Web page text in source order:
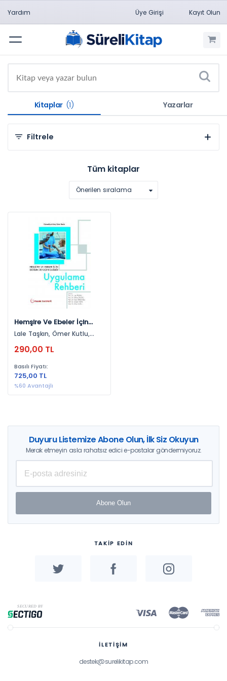
Yardım Üye Girişi Kayıt Olun
Menü
Kitaplar (1) Yazarlar
Filtrele
Konulara Göre
Yayınevlerine Göre
Palme Yayınevi (1)
Yıllara Göre
2019 (1)
Tüm kitaplar
Önerilen sıralama
Hemşire Ve Ebeler İçin
Doğum Ve Kadın Sağlığı
Uygulama Rehberi
Lale Taşkın, Ömer Kutlu,
Terzioğlu, Gülşen Vural
290,00 TL
Basılı Fiyatı:
725,00 TL
%60 Avantajlı
Duyuru Listemize Abone Olun, İlk Siz Okuyun
Merak etmeyin asla rahatsız edici e-postalar göndermiyoruz.
Abone Olun
TAKİP EDİN
İLETİŞİM
destek@surelikitap.com